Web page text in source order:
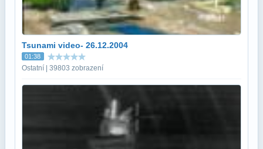
Tsunami video- 26.12.2004
01:38
Ostatní | 39803 zobrazení